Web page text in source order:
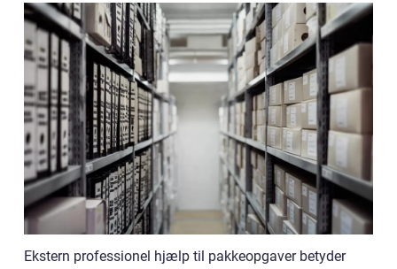
Ekstern professionel hjælp til pakkeopgaver betyder